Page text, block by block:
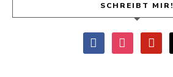
SCHREIBT MIR!